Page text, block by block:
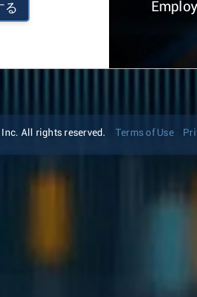
る
All rights reserved. Terms of Use